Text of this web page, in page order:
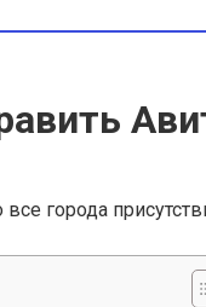
города